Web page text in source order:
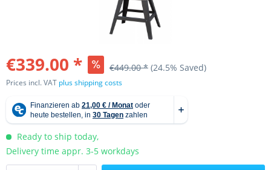
€339.00 * €449.00 * (24.5% Saved)
Prices incl. VAT plus shipping costs
Ready to ship today,
Delivery time appr. 3-5 workdays